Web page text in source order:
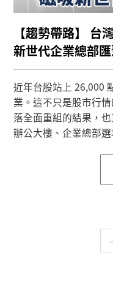
【趨勢帶路】 台
新世代企業總部
近年台股站上 26,000
業。這不只是股市行
落全面重組的結果，
辦公大樓、企業總部